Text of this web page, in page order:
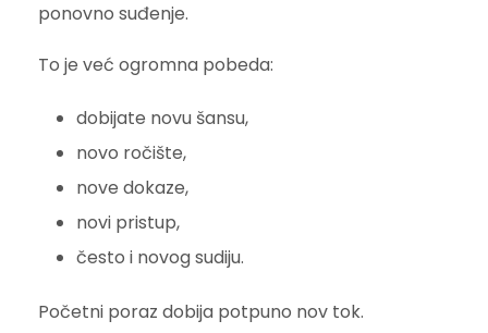
ponovno suđenje.
To je već ogromna pobeda:
dobijate novu šansu,
novo ročište,
nove dokaze,
novi pristup,
često i novog sudiju.
Početni poraz dobija potpuno nov tok.